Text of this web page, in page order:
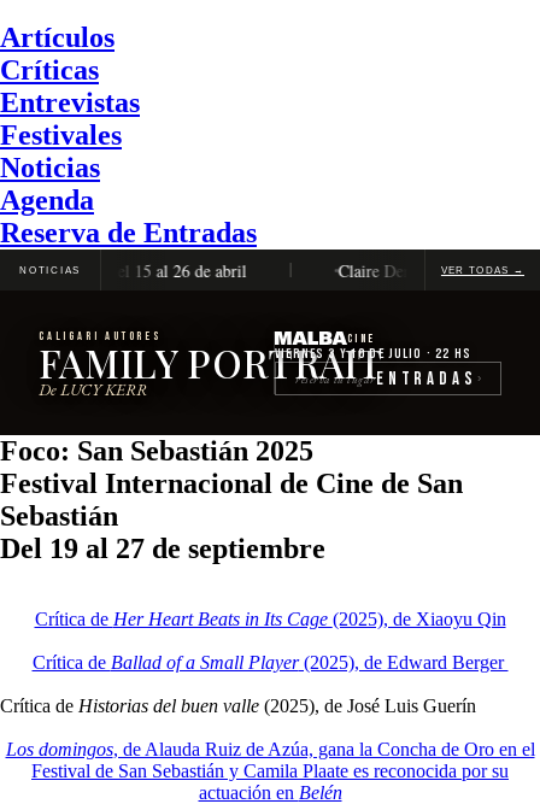
Artículos
Críticas
Entrevistas
Festivales
Noticias
Agenda
Reserva de Entradas
NOTICIAS
completa, del 15 al 26 de abril Claire Denis será distinguida
VER TODAS →
CALIGARI AUTORES
FAMILY PORTRAIT
De LUCY KERR
Cine
Viernes 3 y 10 de julio · 22 hs
reserva tu lugarEntradas ›
Foco: San Sebastián 2025
Festival Internacional de Cine de San
Sebastián
Del 19 al 27 de septiembre
Crítica de Her Heart Beats in Its Cage (2025), de Xiaoyu Qin
Crítica de Ballad of a Small Player(2025), de Edward Berger
Crítica de Historias del buen valle (2025), de José Luis Guerín
Los domingos, de Alauda Ruiz de Azúa, gana la Concha de Oro en el
Festival de San Sebastián y Camila Plaate es reconocida por su
actuación en Belén